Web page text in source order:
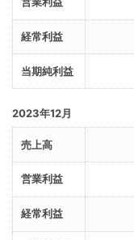
2023年12月